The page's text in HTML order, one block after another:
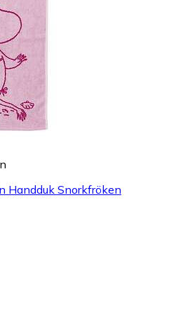
Handduk Snorkfröken